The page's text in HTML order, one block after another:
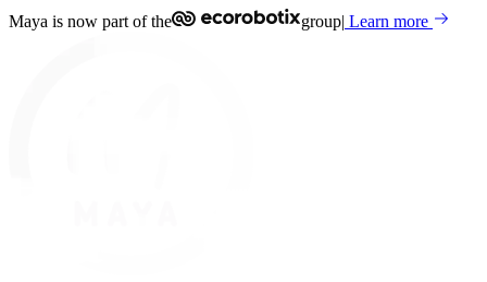
Maya is now part of the group| Learn more